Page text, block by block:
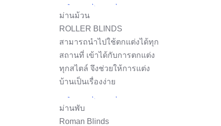
ม่านม้วน
ROLLER BLINDS
สามารถนำไปใช้ตกแต่งได้ทุก
สถานที่ เข้าได้กับการตกแต่ง
ทุกสไตล์ จึงช่วยให้การแต่ง
บ้านเป็นเรื่องง่าย
ม่านพับ
Roman Blinds